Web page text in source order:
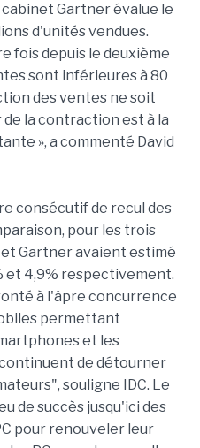
Gartner évalue le
d'unités vendues.
fois depuis le deuxième
sont inférieures à 80
des ventes ne soit
de la contraction est à la
», a commenté David
consécutif de recul des
pour les trois
et Gartner avaient estimé
et 4,9% respectivement.
à l'âpre concurrence
permettant
et les
de détourner
souligne IDC. Le
de succès jusqu'ici des
pour renouveler leur